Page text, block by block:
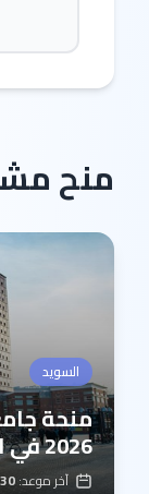
منح
السويد
منحة
2026 في السويد
آخر موعد:30 Mar, 2026